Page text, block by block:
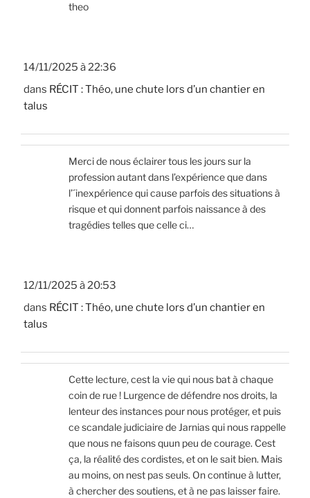
14/11/2025 à 22:36
dans RÉCIT : Théo, une chute lors d’un chantier en
talus
theo
12/11/2025 à 20:53
dans RÉCIT : Théo, une chute lors d’un chantier en
talus
Merci de nous éclairer tous les jours sur la
profession autant dans l’expérience que dans
l’´inexpérience qui cause parfois des situations à
risque et qui donnent parfois naissance à des
tragédies telles que celle ci…
Cette lecture, cest la vie qui nous bat à chaque
coin de rue ! Lurgence de défendre nos droits, la
lenteur des instances pour nous protéger, et puis
ce scandale judiciaire de Jarnias qui nous rappelle
que nous ne faisons quun peu de courage. Cest
ça, la réalité des cordistes, et on le sait bien. Mais
au moins, on nest pas seuls. On continue à lutter,
à chercher des soutiens, et à ne pas laisser faire.